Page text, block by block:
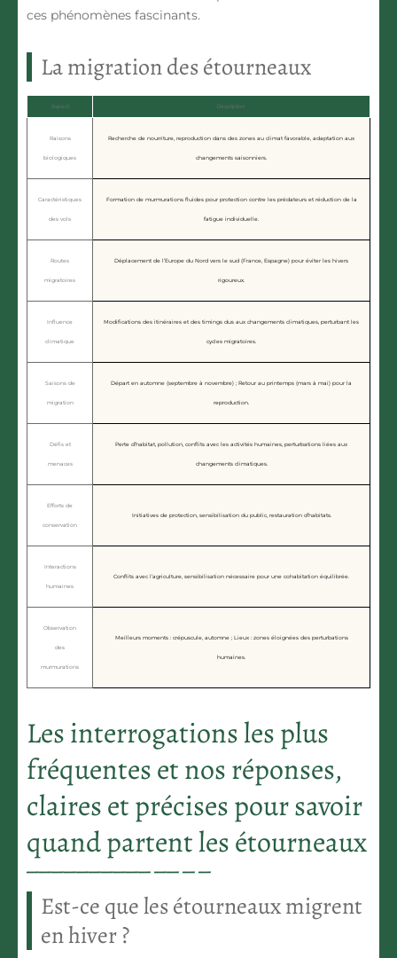
ces phénomènes fascinants.
La migration des étourneaux
Aspect Description
Raisons
biologiques
Recherche de nourriture, reproduction dans des zones au climat favorable, adaptation aux
changements saisonniers.
Caractéristiques
des vols
Formation de murmurations fluides pour protection contre les prédateurs et réduction de la
fatigue individuelle.
Routes
migratoires
Déplacement de l’Europe du Nord vers le sud (France, Espagne) pour éviter les hivers
rigoureux.
Influence
climatique
Modifications des itinéraires et des timings dus aux changements climatiques, perturbant les
cycles migratoires.
Saisons de
migration
Départ en automne (septembre à novembre) ; Retour au printemps (mars à mai) pour la
reproduction.
Défis et
menaces
Perte d’habitat, pollution, conflits avec les activités humaines, perturbations liées aux
changements climatiques.
Efforts de
conservation
Initiatives de protection, sensibilisation du public, restauration d’habitats.
Interactions
humaines
Conflits avec l’agriculture, sensibilisation nécessaire pour une cohabitation équilibrée.
Observation
des
murmurations
Meilleurs moments : crépuscule, automne ; Lieux : zones éloignées des perturbations
humaines.
Les interrogations les plus
fréquentes et nos réponses,
claires et précises pour savoir
quand partent les étourneaux
Est-ce que les étourneaux migrent
en hiver ?